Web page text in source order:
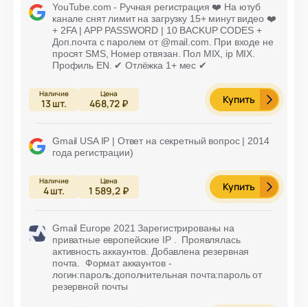
YouTube.com - Ручная регистрация ❤️ На ютуб
канале снят лимит на загрузку 15+ минут видео ❤️
+ 2FA | APP PASSWORD | 10 BACKUP CODES +
Доп.почта с паролем от @mail.com. При входе не
просят SMS, Номер отвязан. Пол MIX, ip MIX.
Профиль EN. ✔ Отлёжка 1+ мес ✔
13шт. 468,72 ₽ Купить
Gmail USA IP | Ответ на секретный вопрос | 2014
года регистрации)
4шт. 1 589,2 ₽ Купить
Gmail Europe 2021 Зарегистрированы на
приватные европейские IP . Проявлялась
активность аккаунтов. Добавлена резервная
почта. Формат аккаунтов -
логин:пароль:дополнительная почта:пароль от
резервной почты